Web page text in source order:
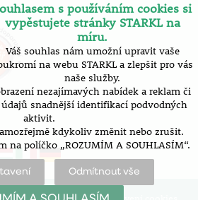
s používáním cookies si
vypěstujete stránky STARKL na
míru.
Váš souhlas nám umožní upravit vaše
na webu STARKL a zlepšit pro vás
naše služby.
nezajímavých nabídek a reklam či
snadnější identifikací podvodných
aktivit.
kdykoliv změnit nebo zrušit.
políčko „ROZUMÍM A SOUHLASÍM“.
Odmítnout vše